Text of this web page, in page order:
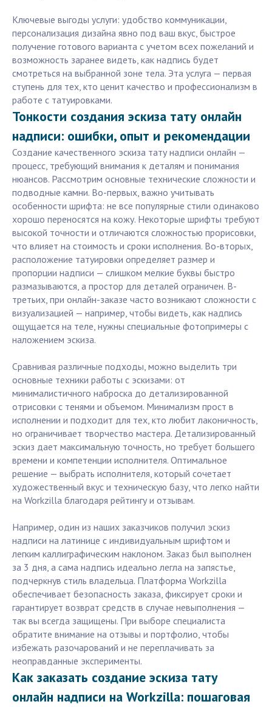
Ключевые выгоды услуги: удобство коммуникации,
персонализация дизайна явно под ваш вкус, быстрое
получение готового варианта с учетом всех пожеланий и
возможность заранее видеть, как надпись будет
смотреться на выбранной зоне тела. Эта услуга — первая
ступень для тех, кто ценит качество и профессионализм в
работе с татуировками.
Тонкости создания эскиза тату онлайн
надписи: ошибки, опыт и рекомендации
Создание качественного эскиза тату надписи онлайн —
процесс, требующий внимания к деталям и понимания
нюансов. Рассмотрим основные технические сложности и
подводные камни. Во-первых, важно учитывать
особенности шрифта: не все популярные стили одинаково
хорошо переносятся на кожу. Некоторые шрифты требуют
высокой точности и отличаются сложностью прорисовки,
что влияет на стоимость и сроки исполнения. Во-вторых,
расположение татуировки определяет размер и
пропорции надписи — слишком мелкие буквы быстро
размазываются, а простор для деталей ограничен. В-
третьих, при онлайн-заказе часто возникают сложности с
визуализацией — например, чтобы видеть, как надпись
ощущается на теле, нужны специальные фотопримеры с
наложением эскиза.
Сравнивая различные подходы, можно выделить три
основные техники работы с эскизами: от
минималистичного наброска до детализированной
отрисовки с тенями и объемом. Минимализм прост в
исполнении и подходит для тех, кто любит лаконичность,
но ограничивает творчество мастера. Детализированный
эскиз дает максимальную точность, но требует большего
времени и компетенции исполнителя. Оптимальное
решение — выбрать исполнителя, который сочетает
художественный вкус и техническую базу, что легко найти
на Workzilla благодаря рейтингу и отзывам.
Например, один из наших заказчиков получил эскиз
надписи на латинице с индивидуальным шрифтом и
легким каллиграфическим наклоном. Заказ был выполнен
за 3 дня, а сама надпись идеально легла на запястье,
подчеркнув стиль владельца. Платформа Workzilla
обеспечивает безопасность заказа, фиксирует сроки и
гарантирует возврат средств в случае невыполнения —
так вы всегда защищены. При выборе специалиста
обратите внимание на отзывы и портфолио, чтобы
избежать разочарований и не переплачивать за
неоправданные эксперименты.
Как заказать создание эскиза тату
онлайн надписи на Workzilla: пошаговая